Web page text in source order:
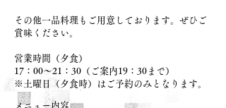
その他一品料理もご用意しております。ぜひご
賞味ください。
営業時間（夕食）
17：00～21：30（ご案内19：30まで）
​※土曜日（夕食時）はご予約のみとなります。
​メニュー内容